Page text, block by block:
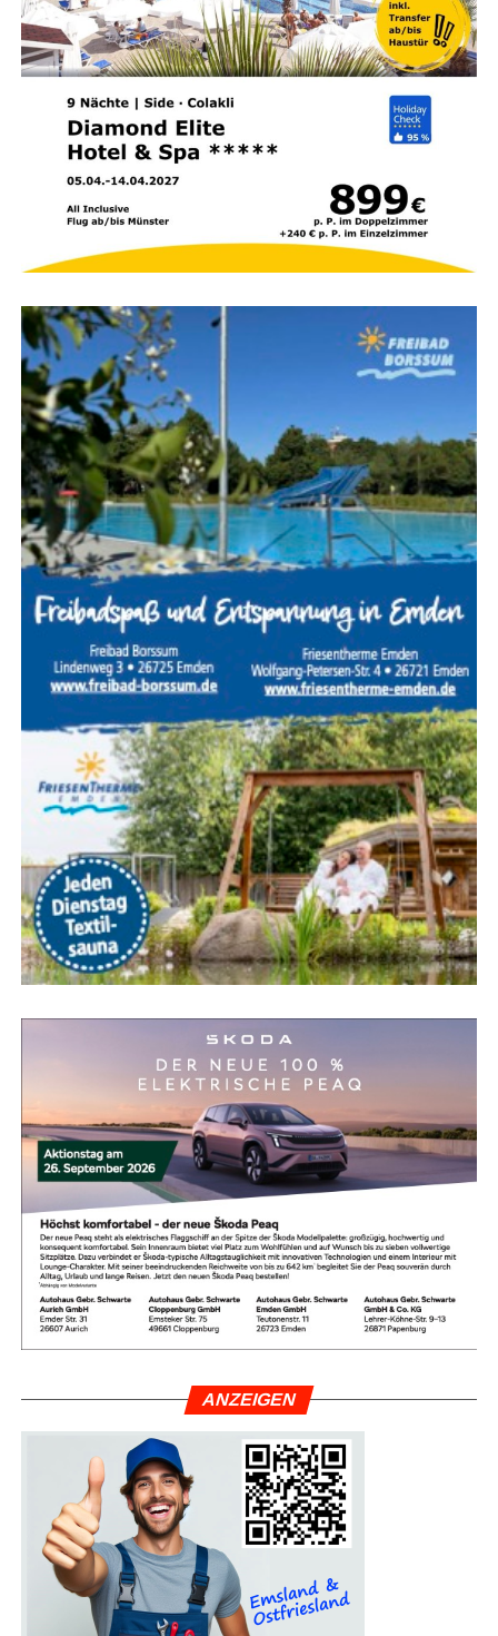
Meh­re­re Atem­schutz­trupps durch­su­chen das Gebäu­de
nach ver­miss­ten Per­so­nen und brin­gen die­se in Sicher­
heit. Die Ret­tung von Men­schen hat dabei immer Vor­rang
vor der eigent­li­chen Brandbekämpfung.
Brand­be­kämp­fung läuft
parallel
Wäh­rend die ers­ten Trupps im Gebäu­de nach Per­so­nen
gung auf. Das Feu­er wird gleich­zei­tig im Innen- und
Außen­an­griff bekämpft, um den Brand mög­lichst schnell
unter Kon­trol­le zu brin­gen und ein Über­grei­fen auf
benach­bar­te Gebäu­de zu verhindern.
Höchs­te Kon­zen­tra­ti­on im
Einsatz
Ein Woh­nungs- oder Gebäu­de­brand mit Men­schen­le­ben
in Gefahr gehört zu den anspruchs­volls­ten Ein­sät­zen der
Feu­er­wehr. Jeder Hand­griff muss sit­zen, denn oft ent­
schei­den weni­ge Minu­ten über Leben und Tod. Des­halb
trai­nie­ren die Feu­er­weh­ren sol­che Ein­satz­la­gen regel­mä­
ßig, damit im Ernst­fall jeder Trupp sei­ne Auf­ga­ben sicher
und rou­ti­niert aus­füh­ren kann.
War­um die Heiß­aus­bil­dung so
wich­tig ist
ANZEI­GEN